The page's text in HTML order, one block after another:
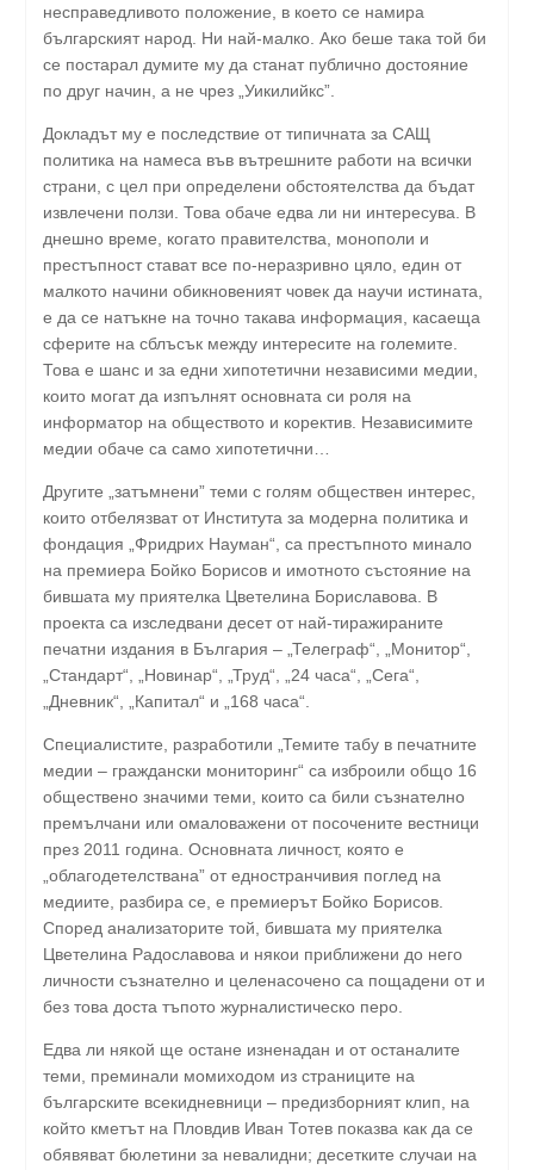
несправедливото положение, в което се намира
българският народ. Ни най-малко. Ако беше така той би
се постарал думите му да станат публично достояние
по друг начин, а не чрез „Уикилийкс”.
Докладът му е последствие от типичната за САЩ
политика на намеса във вътрешните работи на всички
страни, с цел при определени обстоятелства да бъдат
извлечени ползи. Това обаче едва ли ни интересува. В
днешно време, когато правителства, монополи и
престъпност стават все по-неразривно цяло, един от
малкото начини обикновеният човек да научи истината,
е да се натъкне на точно такава информация, касаеща
сферите на сблъсък между интересите на големите.
Това е шанс и за едни хипотетични независими медии,
които могат да изпълнят основната си роля на
информатор на обществото и коректив. Независимите
медии обаче са само хипотетични…
Другите „затъмнени” теми с голям обществен интерес,
които отбелязват от Института за модерна политика и
фондация „Фридрих Науман“, са престъпното минало
на премиера Бойко Борисов и имотното състояние на
бившата му приятелка Цветелина Бориславова. В
проекта са изследвани десет от най-тиражираните
печатни издания в България – „Телеграф“, „Монитор“,
„Стандарт“, „Новинар“, „Труд“, „24 часа“, „Сега“,
„Дневник“, „Капитал“ и „168 часа“.
Специалистите, разработили „Темите табу в печатните
медии – граждански мониторинг“ са изброили общо 16
обществено значими теми, които са били съзнателно
премълчани или омаловажени от посочените вестници
през 2011 година. Основната личност, която е
„облагодетелствана” от едностранчивия поглед на
медиите, разбира се, е премиерът Бойко Борисов.
Според анализаторите той, бившата му приятелка
Цветелина Радославова и някои приближени до него
личности съзнателно и целенасочено са пощадени от и
без това доста тъпото журналистическо перо.
Едва ли някой ще остане изненадан и от останалите
теми, преминали момиходом из страниците на
българските всекидневници – предизборният клип, на
който кметът на Пловдив Иван Тотев показва как да се
обявяват бюлетини за невалидни; десетките случаи на